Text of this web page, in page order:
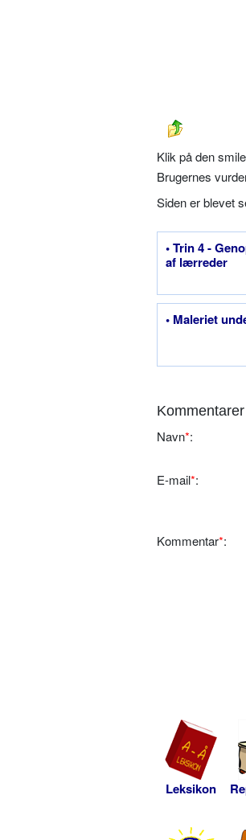
Klik på den
Brugernes
Siden er blevet
• Trin 4 -
af lærreder
• Maleriet
Navn*:
E-mail*:
Kommentar*:
Leksikon